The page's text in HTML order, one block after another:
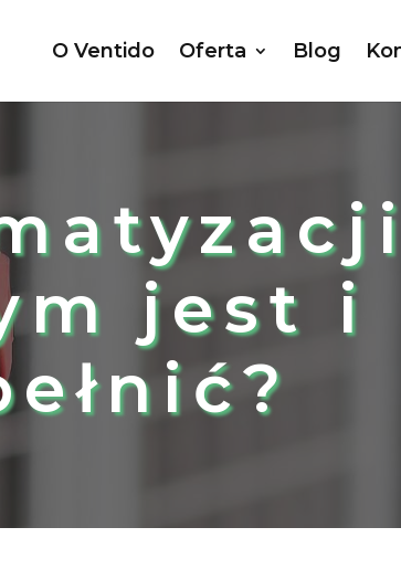
O Ventido Oferta Blog
jest i